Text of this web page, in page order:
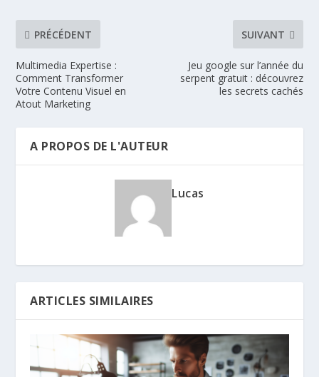
PRÉCÉDENT
Multimedia Expertise :
Comment Transformer
Votre Contenu Visuel en
Atout Marketing
SUIVANT
Jeu google sur l’année du
serpent gratuit : découvrez
les secrets cachés
A PROPOS DE L'AUTEUR
Lucas
ARTICLES SIMILAIRES